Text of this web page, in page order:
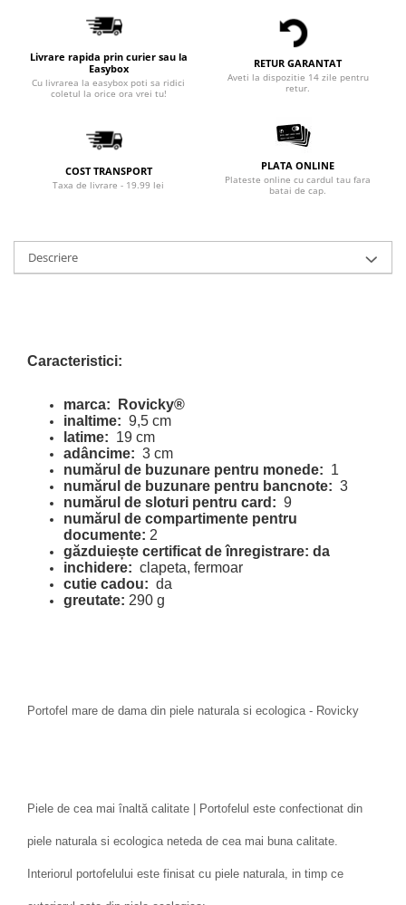
Livrare rapida prin curier sau la
Easybox
Cu livrarea la easybox poti sa ridici
coletul la orice ora vrei tu!
RETUR GARANTAT
Aveti la dispozitie 14 zile pentru
retur.
COST TRANSPORT
Taxa de livrare - 19.99 lei
PLATA ONLINE
Plateste online cu cardul tau fara
batai de cap.
Descriere
Caracteristici:
marca:
Rovicky®
inaltime: 9,5 cm
latime: 19 cm
adâncime: 3 cm
numărul de buzunare pentru monede: 1
numărul de buzunare pentru bancnote: 3
numărul de sloturi pentru card: 9
numărul de compartimente pentru
documente: 2
găzduiește certificat de înregistrare: da
inchidere: clapeta, fermoar
cutie cadou: da
greutate: 290 g
Portofel mare de dama din piele naturala si ecologica - Rovicky
Piele de cea mai înaltă calitate | Portofelul este confectionat din
piele naturala si ecologica neteda de cea mai buna calitate.
Interiorul portofelului este finisat cu piele naturala, in timp ce